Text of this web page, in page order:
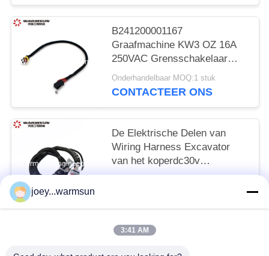
B241200001167
Graafmachine KW3 OZ 16A
250VAC Grensschakelaar
Micro Schakelaar Voor SANY
Onderhandelbaar MOQ:1 stuk
CONTACTEER ONS
De Elektrische Delen van
Wiring Harness Excavator
van het koperdc30v
Graafwerktuig
joey...warmsun
3:41 AM